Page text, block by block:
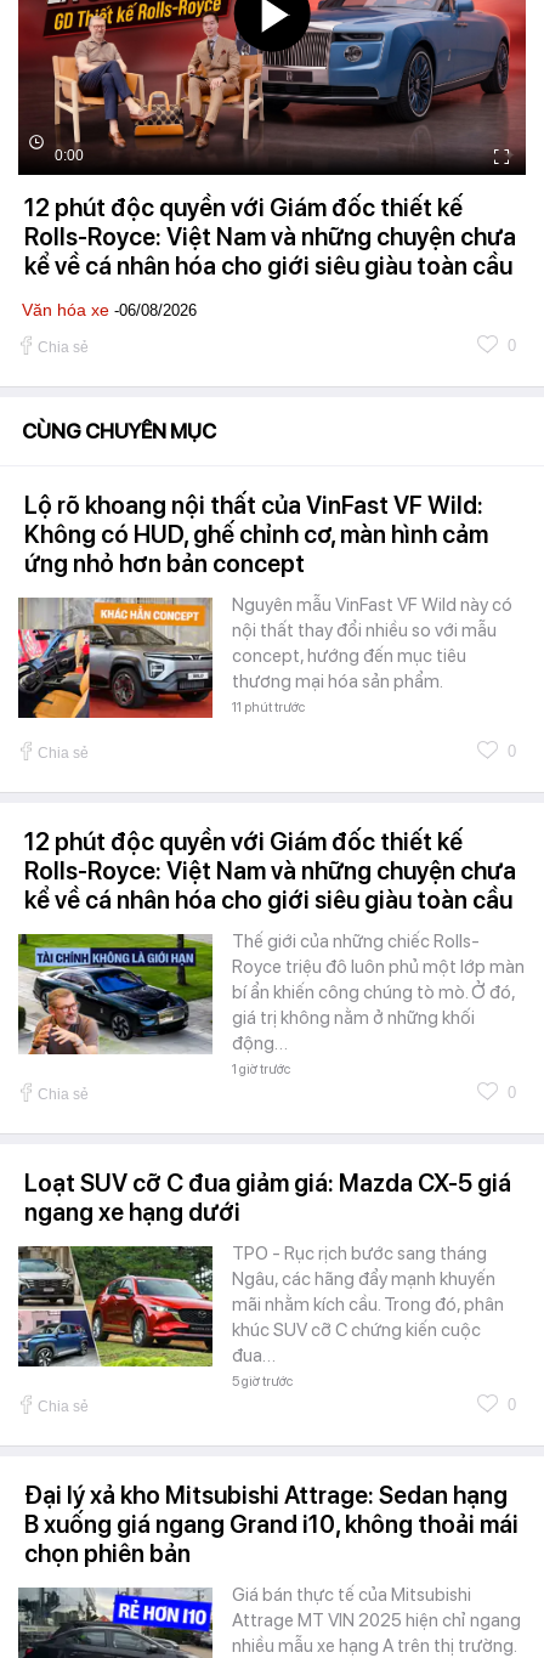
0:00
12 phút độc quyền với Giám đốc thiết kế
Rolls-Royce: Việt Nam và những chuyện chưa
kể về cá nhân hóa cho giới siêu giàu toàn cầu
Văn hóa xe -06/08/2026
Chia sẻ 0
CÙNG CHUYÊN MỤC
Lộ rõ khoang nội thất của VinFast VF Wild:
Không có HUD, ghế chỉnh cơ, màn hình cảm
ứng nhỏ hơn bản concept
Nguyên mẫu VinFast VF Wild này có
nội thất thay đổi nhiều so với mẫu
concept, hướng đến mục tiêu
thương mại hóa sản phẩm.
11 phút trước
Chia sẻ 0
12 phút độc quyền với Giám đốc thiết kế
Rolls-Royce: Việt Nam và những chuyện chưa
kể về cá nhân hóa cho giới siêu giàu toàn cầu
Thế giới của những chiếc Rolls-
Royce triệu đô luôn phủ một lớp màn
bí ẩn khiến công chúng tò mò. Ở đó,
giá trị không nằm ở những khối
động…
1 giờ trước
Chia sẻ 0
Loạt SUV cỡ C đua giảm giá: Mazda CX-5 giá
ngang xe hạng dưới
TPO - Rục rịch bước sang tháng
Ngâu, các hãng đẩy mạnh khuyến
mãi nhằm kích cầu. Trong đó, phân
khúc SUV cỡ C chứng kiến cuộc
đua…
5 giờ trước
Chia sẻ 0
Đại lý xả kho Mitsubishi Attrage: Sedan hạng
B xuống giá ngang Grand i10, không thoải mái
chọn phiên bản
Giá bán thực tế của Mitsubishi
Attrage MT VIN 2025 hiện chỉ ngang
nhiều mẫu xe hạng A trên thị trường.